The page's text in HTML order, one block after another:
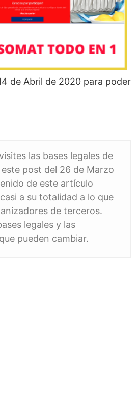
de Abril de 2020 para poder
las bases legales de
post del 26 de Marzo
de este artículo
a su totalidad a lo que
de terceros.
legales y las
pueden cambiar.